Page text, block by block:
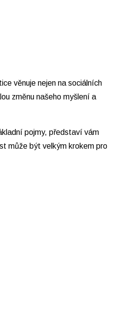
věnuje nejen na sociálních
změnu našeho myšlení a
pojmy, představí vám
může být velkým krokem pro